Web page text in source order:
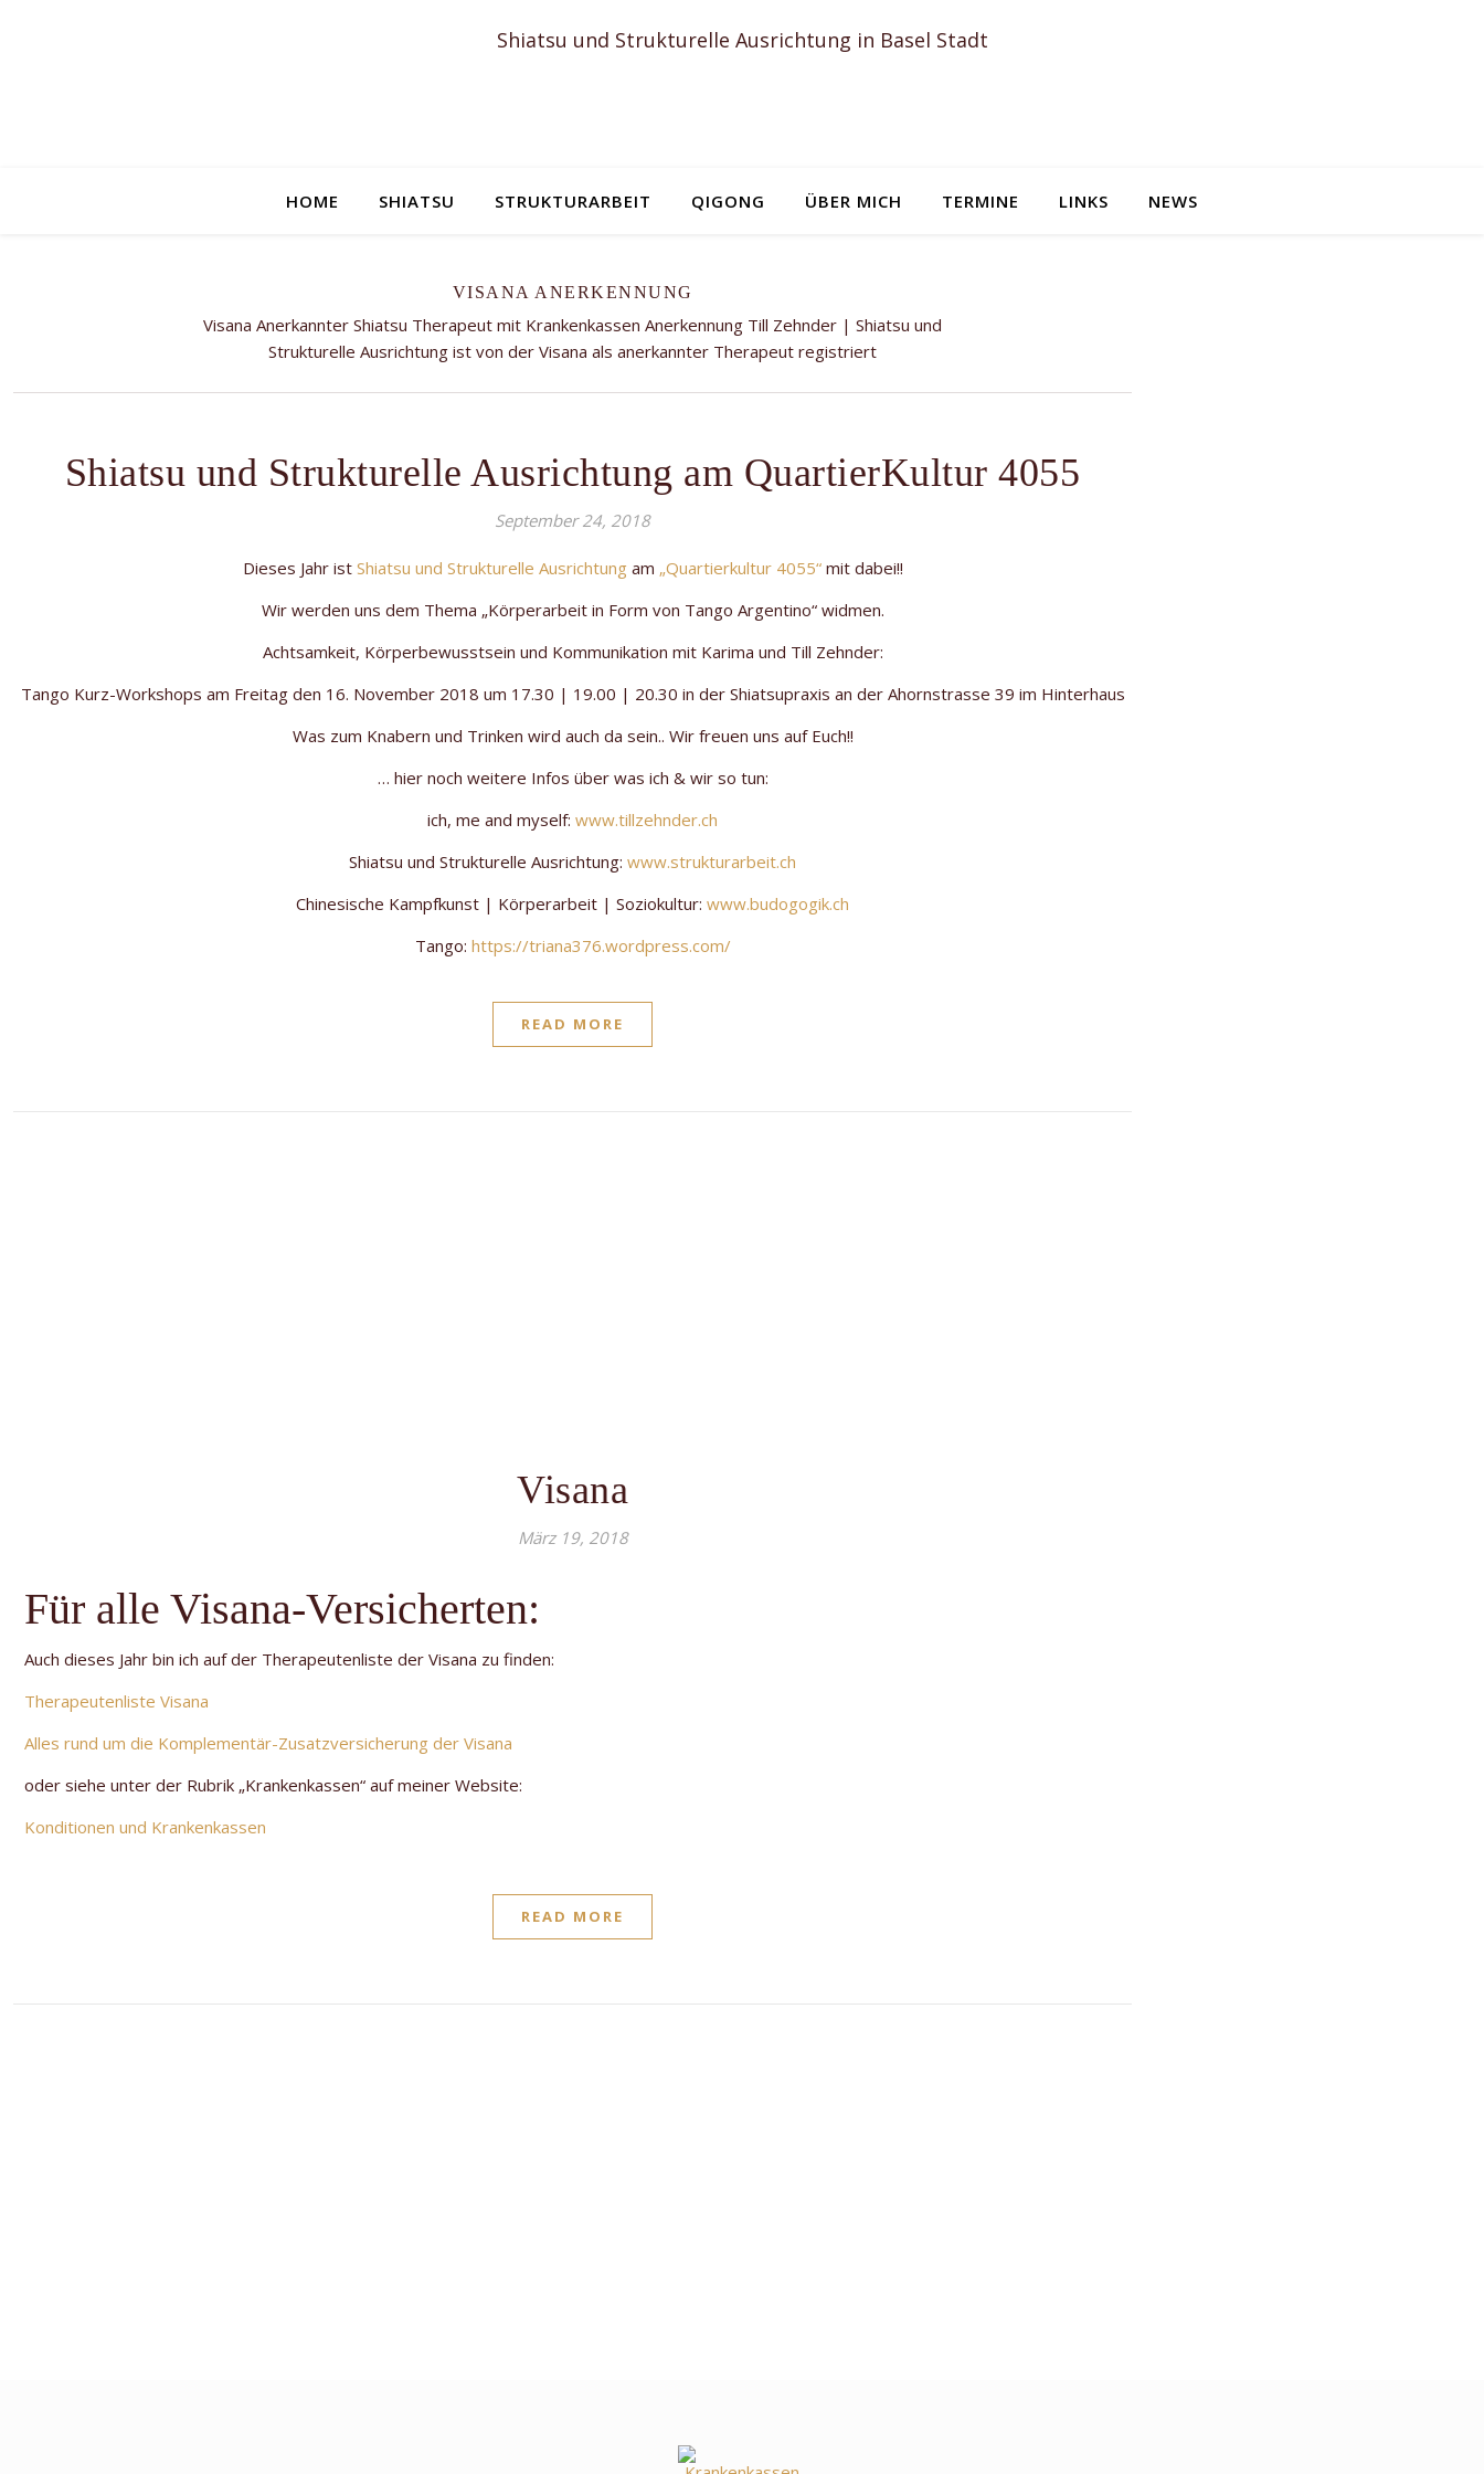
Shiatsu und Strukturelle Ausrichtung in Basel Stadt
HOME SHIATSU STRUKTURARBEIT QIGONG ÜBER MICH TERMINE LINKS NEWS
VISANA ANERKENNUNG
Visana Anerkannter Shiatsu Therapeut mit Krankenkassen Anerkennung Till Zehnder | Shiatsu und
Strukturelle Ausrichtung ist von der Visana als anerkannter Therapeut registriert
Shiatsu und Strukturelle Ausrichtung am QuartierKultur 4055
September 24, 2018
Dieses Jahr ist Shiatsu und Strukturelle Ausrichtungam „Quartierkultur 4055“mit dabei!!
Wir werden uns dem Thema „Körperarbeit in Form von Tango Argentino“ widmen.
Achtsamkeit, Körperbewusstsein und Kommunikation mit Karima und Till Zehnder:
Tango Kurz-Workshops am Freitag den 16. November 2018 um 17.30 | 19.00 | 20.30 in der Shiatsupraxis an der Ahornstrasse 39 im Hinterhaus
Was zum Knabern und Trinken wird auch da sein.. Wir freuen uns auf Euch!!
… hier noch weitere Infos über was ich & wir so tun:
ich, me and myself: www.tillzehnder.ch
Shiatsu und Strukturelle Ausrichtung: www.strukturarbeit.ch
Chinesische Kampfkunst | Körperarbeit | Soziokultur: www.budogogik.ch
Tango: https://triana376.wordpress.com/
READ MORE
Visana
März 19, 2018
Für alle Visana-Versicherten:
Auch dieses Jahr bin ich auf der Therapeutenliste der Visana zu finden:
Therapeutenliste Visana
Alles rund um die Komplementär-Zusatzversicherung der Visana
oder siehe unter der Rubrik „Krankenkassen“ auf meiner Website:
Konditionen und Krankenkassen
READ MORE